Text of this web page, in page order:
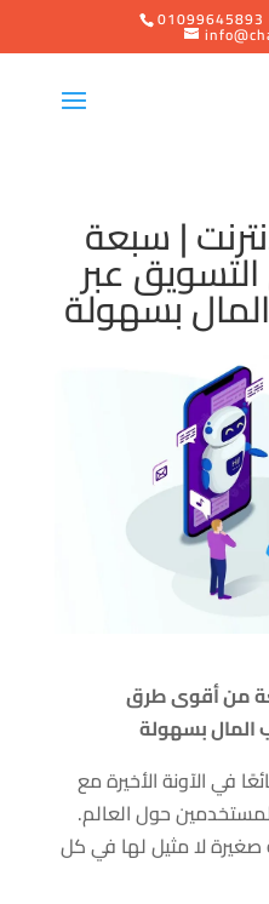
| سبعة
عبر
بسهولة
من أقوى طرق
المال بسهولة
في الآونة الأخيرة مع
حول العالم.
صغيرة لا مثيل لها في كل